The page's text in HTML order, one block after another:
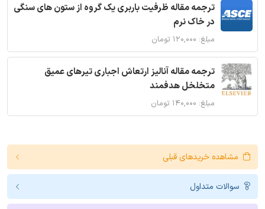
ترجمه مقاله ظرفیت باربری یک گروه از ستون های سنگی
در خاک نرم
مبلغ: ۱۲۰,۰۰۰ تومان
ترجمه مقاله آنالیز ارتعاش اجباری تیرهای عمیق
متخلخل هدفمند
مبلغ: ۱۴۰,۰۰۰ تومان
مشاهده خریدهای قبلی
سوالات متداول